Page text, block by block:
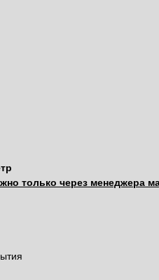
только через менеджера